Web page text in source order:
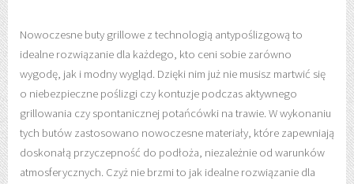
Nowoczesne buty grillowe z technologią antypoślizgową to
idealne rozwiązanie dla każdego, kto ceni sobie zarówno
wygodę, jak i modny wygląd. Dzięki nim już nie musisz martwić się
o niebezpieczne poślizgi czy kontuzje podczas aktywnego
grillowania czy spontanicznej potańcówki na trawie. W wykonaniu
tych butów zastosowano nowoczesne materiały, które zapewniają
doskonałą przyczepność do podłoża, niezależnie od warunków
atmosferycznych. Czyż nie brzmi to jak idealne rozwiązanie dla